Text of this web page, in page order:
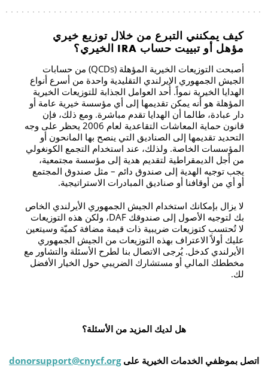
كيف يمكنني التبرع من خلال توزيع خيري
مؤهل أو تبييت حساب IRA الخيري؟
أصبحت التوزيعات الخيرية المؤهلة (QCDs) من حسابات
الجيش الجمهوري الإيرلندي التقليدية واحدة من أسرع أنواع
الهدايا الخيرية نمواً. أحد العوامل الجذابة للتوزيعات الخيرية
المؤهلة هو أنه يمكن تقديمها إلى أي مؤسسة خيرية عامة أو
دار عبادة، طالما أن الهدايا تقدم مباشرة. ومع ذلك، فإن
قانون حماية المعاشات التقاعدية لعام 2006 يحظر على وجه
التحديد تقديمها إلى الصناديق التي ينصح بها المانحون أو
المؤسسات الخاصة. ولذلك، عند استخدام التجمع الكونغولي
من أجل الديمقراطية لتقديم هدية إلى مؤسسة مجتمعية،
يجب توجيه الهدية إلى صندوق دائم – مثل صندوق المجتمع
أو أي من أوقافنا أو صناديق المبادرات الاستراتيجية.
لا يزال بإمكانك استخدام الجيش الجمهوري الأيرلندي الخاص
بك لتوجيه الأصول إلى صندوقك DAF، ولكن هذه التوزيعات
لا تُحتسب كتوزيعات ضريبية ذات قيمة مضافة كميّة وسيتعين
عليك أولاً الاعتراف بهذه التوزيعات من الجيش الجمهوري
الأيرلندي كدخل. يُرجى الاتصال بنا لطرح الأسئلة والتشاور مع
مخططك المالي أو مستشارك الضريبي حول الخيار الأفضل
لك.
هل لديك المزيد من الأسئلة؟
اتصل بموظفي الخدمات الخيرية علىdonorsupport@cnycf.org